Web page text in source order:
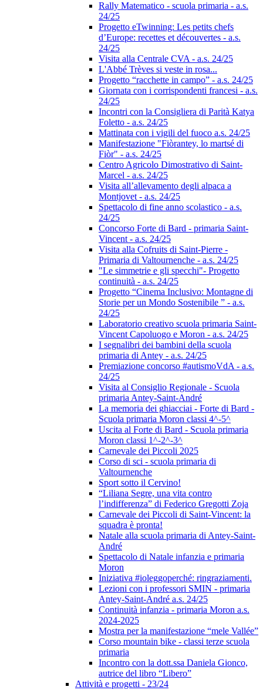
Rally Matematico - scuola primaria - a.s.
24/25
Progetto eTwinning: Les petits chefs
d’Europe: recettes et découvertes - a.s.
24/25
Visita alla Centrale CVA - a.s. 24/25
L'Abbé Trèves si veste in rosa...
Progetto “racchette in campo” - a.s. 24/25
Giornata con i corrispondenti francesi - a.s.
24/25
Incontri con la Consigliera di Parità Katya
Foletto - a.s. 24/25
Mattinata con i vigili del fuoco a.s. 24/25
Manifestazione "Fiòrantey, lo martsé di
Fiòr" - a.s. 24/25
Centro Agricolo Dimostrativo di Saint-
Marcel - a.s. 24/25
Visita all’allevamento degli alpaca a
Montjovet - a.s. 24/25
Spettacolo di fine anno scolastico - a.s.
24/25
Concorso Forte di Bard - primaria Saint-
Vincent - a.s. 24/25
Visita alla Cofruits di Saint-Pierre -
Primaria di Valtournenche - a.s. 24/25
"Le simmetrie e gli specchi"- Progetto
continuità - a.s. 24/25
Progetto “Cinema Inclusivo: Montagne di
Storie per un Mondo Sostenibile ” - a.s.
24/25
Laboratorio creativo scuola primaria Saint-
Vincent Capoluogo e Moron - a.s. 24/25
I segnalibri dei bambini della scuola
primaria di Antey - a.s. 24/25
Premiazione concorso #autismoVdA - a.s.
24/25
Visita al Consiglio Regionale - Scuola
primaria Antey-Saint-André
La memoria dei ghiacciai - Forte di Bard -
Scuola primaria Moron classi 4^-5^
Uscita al Forte di Bard - Scuola primaria
Moron classi 1^-2^-3^
Carnevale dei Piccoli 2025
Corso di sci - scuola primaria di
Valtournenche
Sport sotto il Cervino!
“Liliana Segre, una vita contro
l’indifferenza” di Federico Gregotti Zoja
Carnevale dei Piccoli di Saint-Vincent: la
squadra è pronta!
Natale alla scuola primaria di Antey-Saint-
André
Spettacolo di Natale infanzia e primaria
Moron
Iniziativa #ioleggoperché: ringraziamenti.
Lezioni con i professori SMIN - primaria
Antey-Saint-André a.s. 24/25
Continuità infanzia - primaria Moron a.s.
2024-2025
Mostra per la manifestazione “mele Vallée”
Corso mountain bike - classi terze scuola
primaria
Incontro con la dott.ssa Daniela Gionco,
autrice del libro “Libero”
Attività e progetti - 23/24